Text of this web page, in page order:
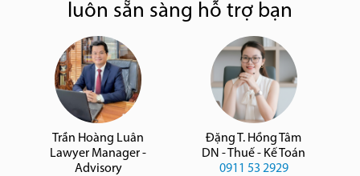
luôn sẵn sàng hỗ trợ bạn
Trần Hoàng Luân
Lawyer Manager -
Advisory
Đặng T. Hồng Tâm
DN - Thuế - Kế Toán
0911 53 2929